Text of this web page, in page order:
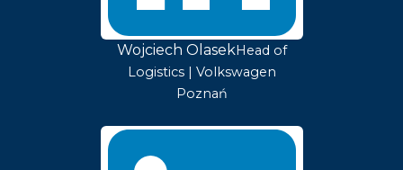
Wojciech OlasekHead of
Logistics | Volkswagen
Poznań